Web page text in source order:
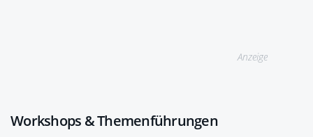
Anzeige
Workshops & Themenführungen